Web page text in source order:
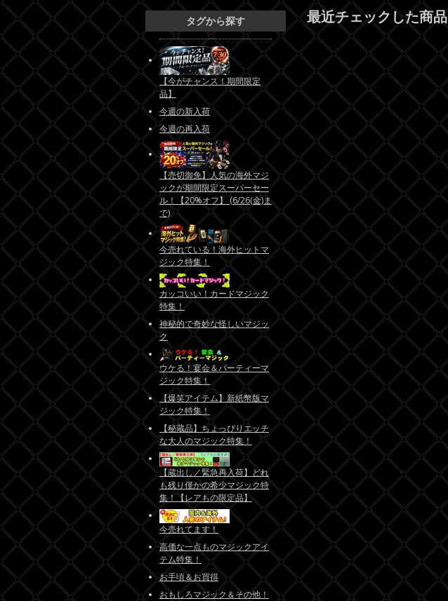
最近チェックした商品
タグから探す
【今がチャンス！期間限定
品】
今週の新入荷
今週の再入荷
【売切御免】人気の海外マジ
ックが期間限定スーパーセー
ル！【20%オフ】 (6/26(金)ま
で)
今売れている！海外ヒットマ
ジック特集！
カッコいい！カードマジック
特集！
神秘的で奇妙な怪しいマジッ
ク
ウケる！宴会＆パーティーマ
ジック特集！
【爆笑アイテム】新紙幣版マ
ジック特集！
【秘蔵品】ちょっぴりエッチ
な大人のマジック特集！
【蔵出し／緊急再入荷】どれ
も残り僅かの希少マジック特
集！【レアもの限定品】
今売れてます！
高価な一点ものマジックアイ
テム特集！
お手頃＆お買得
おもしろマジック＆その他！